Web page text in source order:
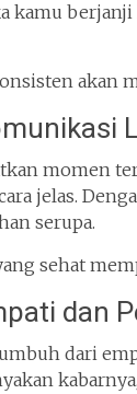
kamu
akan
momen
jelas.
serupa.
sehat
dan
dari